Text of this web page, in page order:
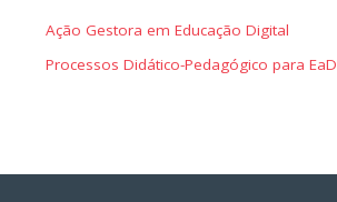
Ação Gestora em Educação Digital
Processos Didático-Pedagógico para EaD